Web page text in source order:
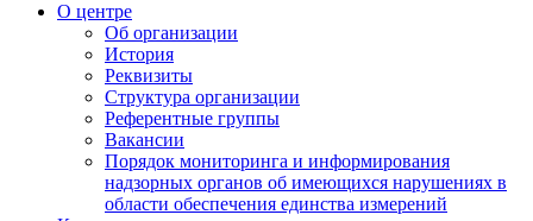
О центре
Об организации
История
Реквизиты
Структура организации
Референтные группы
Вакансии
Порядок мониторинга и информирования
надзорных органов об имеющихся нарушениях в
области обеспечения единства измерений